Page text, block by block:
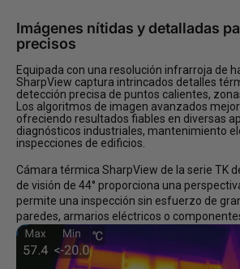
Imágenes nítidas y detalladas
precisos
Equipada con una resolución infrarroja de
SharpView captura intrincados detalles
detección precisa de puntos calientes,
Los algoritmos de imagen avanzados
ofreciendo resultados fiables en diversas
diagnósticos industriales, mantenimiento
inspecciones de edificios.
Cámara térmica SharpView de la serie TK
de visión de 44° proporciona una
permite una inspección sin esfuerzo de
paredes, armarios eléctricos o